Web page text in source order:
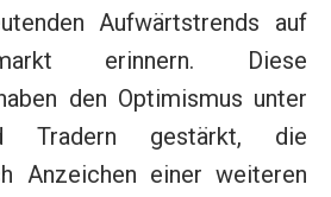
Aufwärtstrends auf
erinnern. Diese
den Optimismus unter
Tradern gestärkt, die
Anzeichen einer weiteren